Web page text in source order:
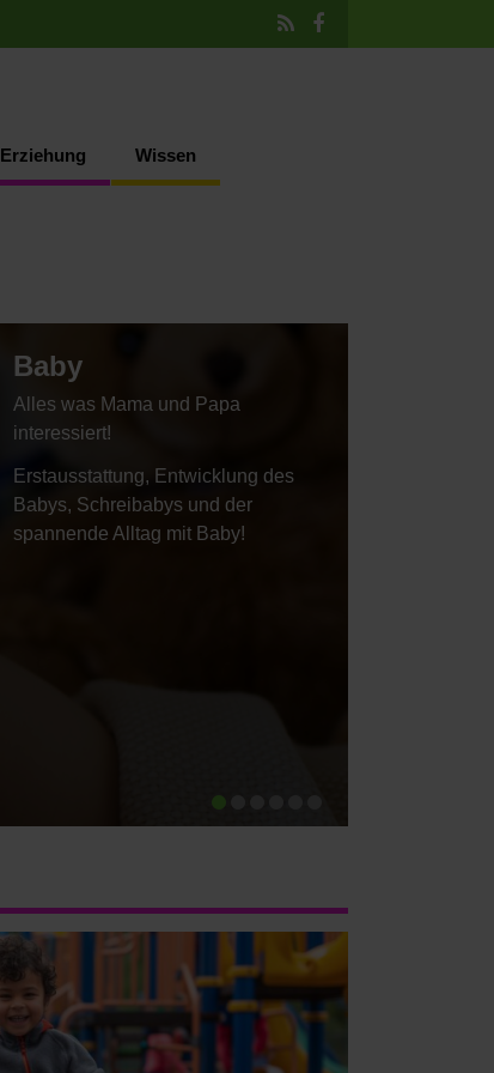
Erziehung Wissen
Baby
Alles was Mama und Papa
interessiert!
Erstausstattung, Entwicklung des
Babys, Schreibabys und der
spannende Alltag mit Baby!